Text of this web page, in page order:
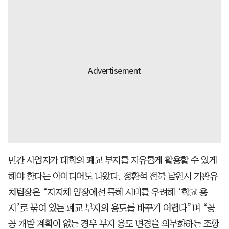
민간 사업자가 대학의 폐교 부지를 자유롭게 활용할 수 있게
해야 한다는 아이디어도 나왔다. 정환석 전북 남원시 기관유
치팀장은 “지자체 입장에선 특혜 시비를 우려해 ‘학교 용
지’로 묶여 있는 폐교 부지의 용도를 바꾸기 어렵다”며 “공
공 개발 계획이 없는 경우 부지 용도 변경을 의무화하는 조항